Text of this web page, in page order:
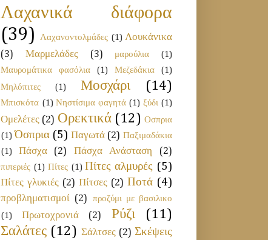
Λαχανικά διάφορα
(39)
Λαχανοντολμάδες (1) Λουκάνικα
(3)
Μαρμελάδες (3) μαρούλια
(1)
Μαυρομάτικα φασόλια
(1) Μεζεδάκια
(1)
Μηλόπιτες
(1) Μοσχάρι (14)
Μπισκότα (1) Νηστίσιμα φαγητά (1) ξύδι (1)
Ομελέτες (2) Ορεκτικά (12) Οσπρια
(1) Όσπρια (5) Παγωτά (2) Παξιμαδάκια
(1)
Πάσχα (2) Πάσχα Ανάσταση (2)
πιπεριές (1) Πίτες (1) Πίτες αλμυρές (5)
Πίτες γλυκιές (2) Πίτσες (2) Ποτά (4)
προβληματισμοί (2)
προζύμι με βασιλικο
(1)
Πρωτοχρονιά (2) Ρύζι
(11)
Σαλάτες (12) Σάλτσες (2) Σκέψεις